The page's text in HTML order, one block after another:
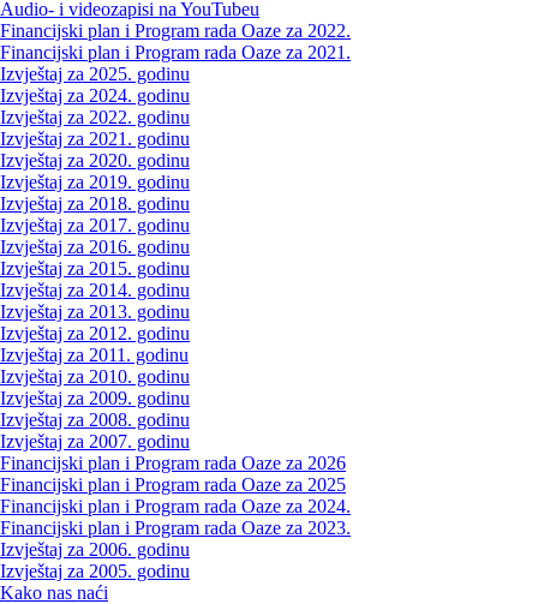
Audio- i videozapisi na YouTubeu
Financijski plan i Program rada Oaze za 2022.
Financijski plan i Program rada Oaze za 2021.
Izvještaj za 2025. godinu
Izvještaj za 2024. godinu
Izvještaj za 2022. godinu
Izvještaj za 2021. godinu
Izvještaj za 2020. godinu
Izvještaj za 2019. godinu
Izvještaj za 2018. godinu
Izvještaj za 2017. godinu
Izvještaj za 2016. godinu
Izvještaj za 2015. godinu
Izvještaj za 2014. godinu
Izvještaj za 2013. godinu
Izvještaj za 2012. godinu
Izvještaj za 2011. godinu
Izvještaj za 2010. godinu
Izvještaj za 2009. godinu
Izvještaj za 2008. godinu
Izvještaj za 2007. godinu
Financijski plan i Program rada Oaze za 2026
Financijski plan i Program rada Oaze za 2025
Financijski plan i Program rada Oaze za 2024.
Financijski plan i Program rada Oaze za 2023.
Izvještaj za 2006. godinu
Izvještaj za 2005. godinu
Kako nas naći